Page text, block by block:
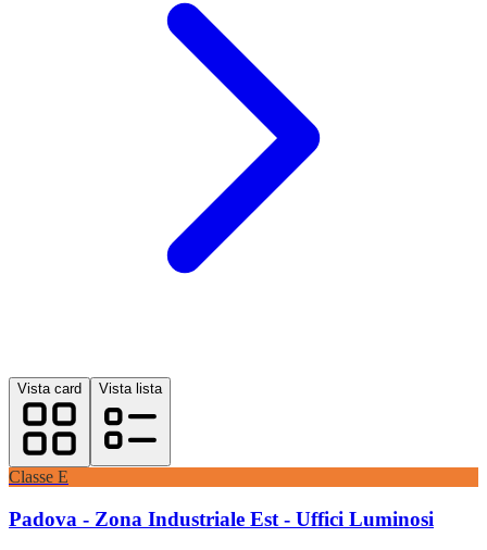
Vista card Vista lista
Classe E
Padova - Zona Industriale Est - Uffici Luminosi